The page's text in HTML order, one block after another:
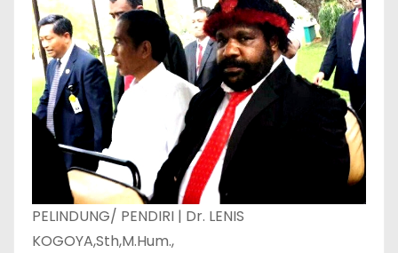
PELINDUNG/ PENDIRI | Dr. LENIS
KOGOYA,Sth,M.Hum.,